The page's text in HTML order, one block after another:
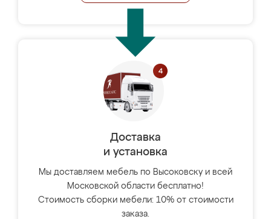
Доставка
и установка
Мы доставляем мебель по Высоковску и всей
Московской области бесплатно!
Стоимость сборки мебели: 10% от стоимости
заказа.